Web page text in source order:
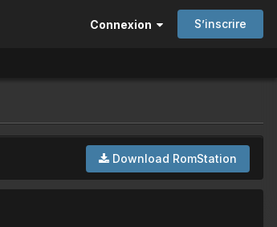
Connexion S’inscrire
Download RomStation